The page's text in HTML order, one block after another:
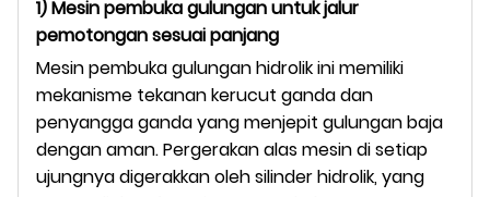
1) Mesin pembuka gulungan untuk jalur
pemotongan sesuai panjang
Mesin pembuka gulungan hidrolik ini memiliki
mekanisme tekanan kerucut ganda dan
penyangga ganda yang menjepit gulungan baja
dengan aman. Pergerakan alas mesin di setiap
ujungnya digerakkan oleh silinder hidrolik, yang